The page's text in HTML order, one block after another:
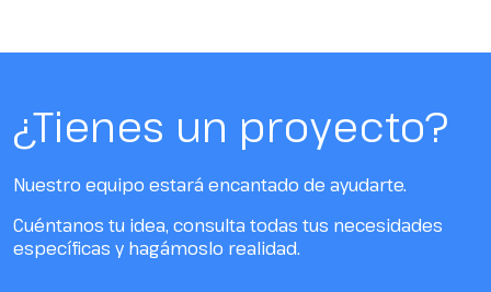
¿Tienes un proyecto?
Nuestro equipo estará encantado de ayudarte.
Cuéntanos tu idea, consulta todas tus necesidades
específicas y hagámoslo realidad.